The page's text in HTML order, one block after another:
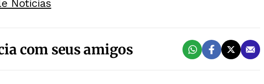
Noticias
com seus amigos